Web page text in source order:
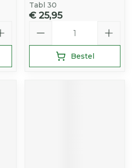
Tabl 30
€ 25,95
Bestel